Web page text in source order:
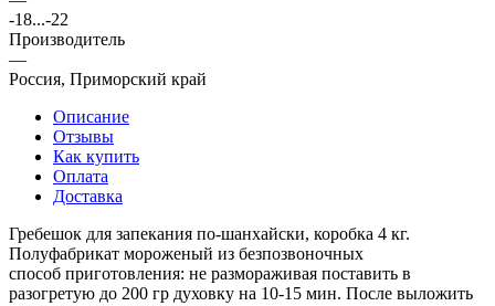
-18...-22
Производитель
—
Россия, Приморский край
Описание
Отзывы
Как купить
Оплата
Доставка
Гребешок для запекания по-шанхайски, коробка 4 кг.
Полуфабрикат мороженый из безпозвоночных
способ приготовления: не размораживая поставить в
разогретую до 200 гр духовку на 10-15 мин. После выложить